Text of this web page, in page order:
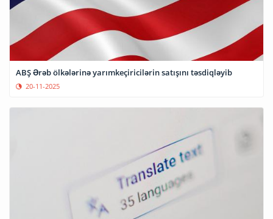
ABŞ Ərəb ölkələrinə yarımkeçiricilərin satışını təsdiqləyib
20-11-2025